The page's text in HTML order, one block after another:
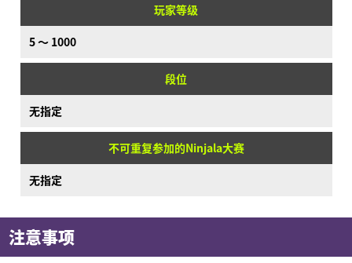
玩家等级
5 ～ 1000
段位
无指定
不可重复参加的Ninjala大赛
无指定
注意事项